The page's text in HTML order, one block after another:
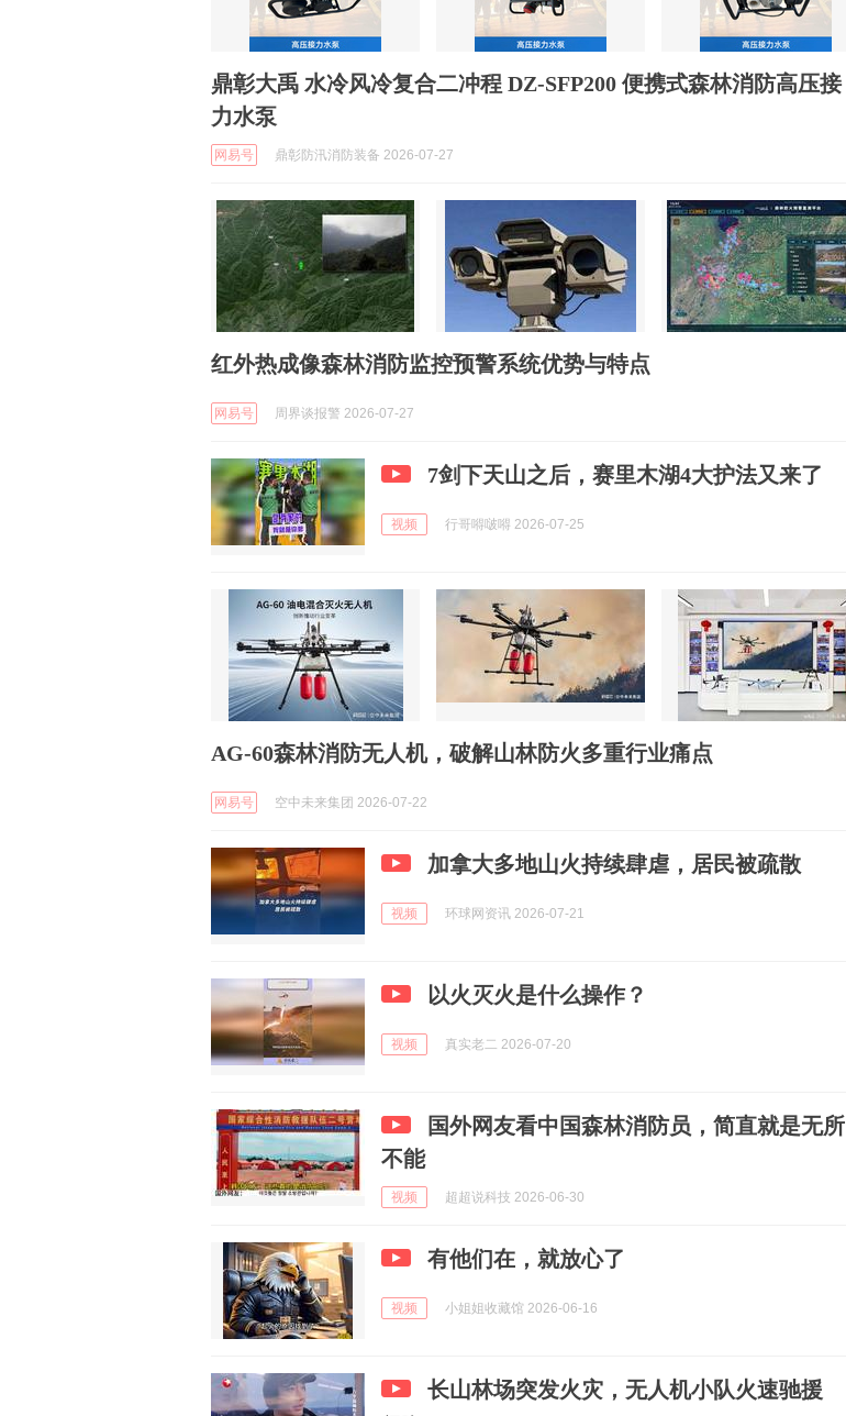
鼎彰大禹 水冷风冷复合二冲程 DZ-SFP200 便携式森林消防高压接
力水泵
网易号 鼎彰防汛消防装备 2026-07-27
红外热成像森林消防监控预警系统优势与特点
网易号 周界谈报警 2026-07-27
7剑下天山之后，赛里木湖4大护法又来了
视频 行哥嘚啵嘚 2026-07-25
AG-60森林消防无人机，破解山林防火多重行业痛点
网易号 空中未来集团 2026-07-22
加拿大多地山火持续肆虐，居民被疏散
视频 环球网资讯 2026-07-21
以火灭火是什么操作？
视频 真实老二 2026-07-20
国外网友看中国森林消防员，简直就是无所
不能
视频 超超说科技 2026-06-30
有他们在，就放心了
视频 小姐姐收藏馆 2026-06-16
长山林场突发火灾，无人机小队火速驰援